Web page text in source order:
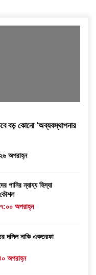
বড় কোনো ‘অব্যবস্থাপনার
অপরাহ্ন
পানির ন্যায্য হিস্যা
অপরাহ্ন
দলিল নাকি একতরফা
অপরাহ্ন